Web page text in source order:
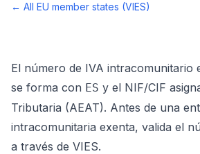
← All EU member states (VIES)
El número de IVA intracomunitario
se forma con ES y el NIF/CIF
Tributaria (AEAT). Antes de una
intracomunitaria exenta, valida el
a través de VIES.